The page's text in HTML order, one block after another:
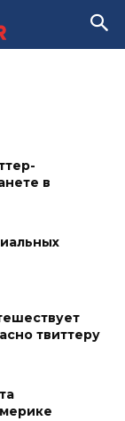
в
твиттеру